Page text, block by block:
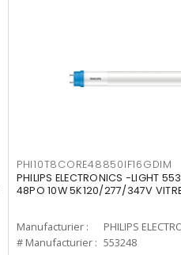
PHI10T8CORE48850IF16GDIM
PHILIPS ELECTRONICS -LIGHT
48PO 10W 5K120/277/347V VITRE
Manufacturier :
PHILIPS
# Manufacturier : 553248